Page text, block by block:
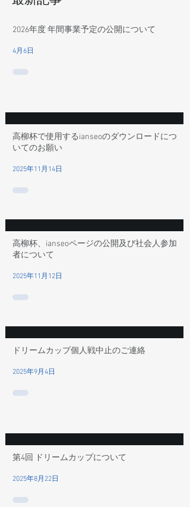
2026年度 年間事業予定の公開について
4月6日
高柳杯で使用するianseoのダウンロードにつ
いてのお願い
2025年11月14日
高柳杯、ianseoページの公開及び社会人参加
者について
2025年11月12日
ドリームカップ個人戦中止のご連絡
2025年9月4日
第4回 ドリームカップについて
2025年8月22日